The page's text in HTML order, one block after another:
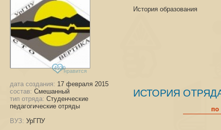
4920нравится
дата создания: 17 февраля 2015
состав: Смешанный
тип отряда: Студенческие
педагогические отряды
ВУЗ: УрГПУ
История образования
ИСТОРИЯ
по